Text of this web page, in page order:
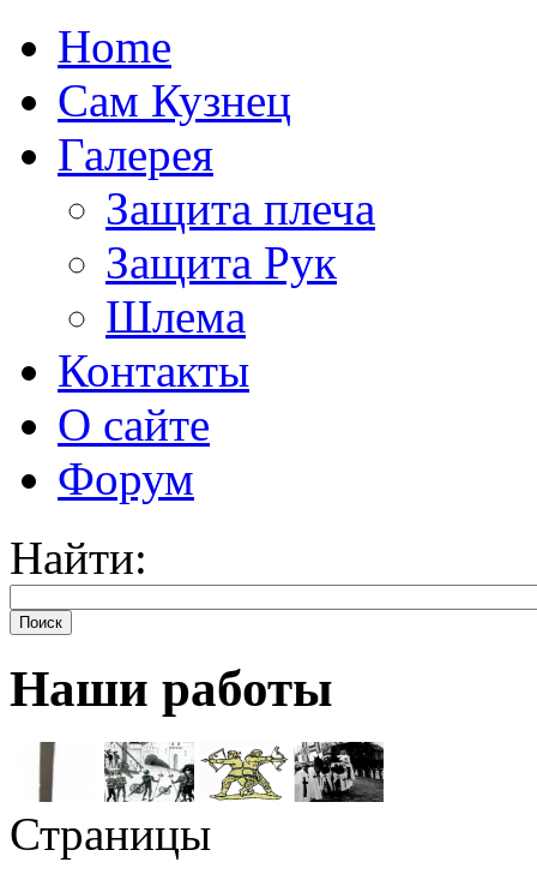
Home
Сам Кузнец
Галерея
Защита плеча
Защита Рук
Шлема
Контакты
О сайте
Форум
Найти:
Поиск
Наши работы
Страницы